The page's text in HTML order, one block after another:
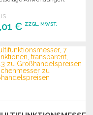
€ ZZGL. MWST.
BESTELLEN
Angebot anfordern